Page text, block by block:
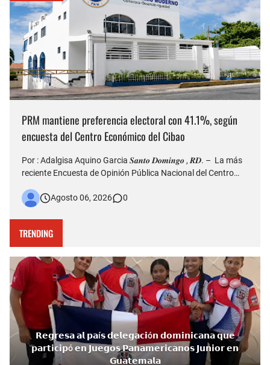
PRM mantiene preferencia electoral con 41.1%, según
encuesta del Centro Económico del Cibao
Por : Adalgisa Aquino Garcia 𝑺𝒂𝒏𝒕𝒐 𝑫𝒐𝒎𝒊𝒏𝒈𝒐 , 𝑹𝑫. – La más
reciente Encuesta de Opinión Pública Nacional del Centro
Moderno (PRM) continúa siendo la organización política con
Agosto 06, 2026 0
TRENDING
𝗥𝗲𝗴𝗿𝗲𝘀𝗮 𝗮𝗹 𝗽𝗮í𝘀 𝗱𝗲𝗹𝗲𝗴𝗮𝗰𝗶ó𝗻 𝗱𝗼𝗺𝗶𝗻𝗶𝗰𝗮𝗻𝗮 𝗾𝘂𝗲
𝗽𝗮𝗿𝘁𝗶𝗰𝗶𝗽ó 𝗲𝗻 𝗝𝘂𝗲𝗴𝗼𝘀 𝗣𝗮𝗻𝗮𝗺𝗲𝗿𝗶𝗰𝗮𝗻𝗼𝘀 𝗝𝘂𝗻𝗶𝗼𝗿 𝗲𝗻
𝗚𝘂𝗮𝘁𝗲𝗺𝗮𝗹𝗮